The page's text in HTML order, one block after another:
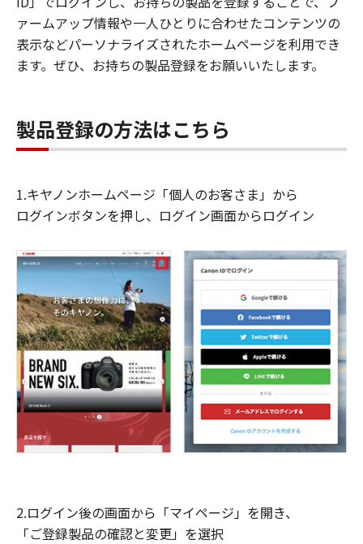
ァームアップ情報や一人ひとりに合わせたコンテンツの
表示などパーソナライズされたホームページを利用でき
ます。ぜひ、お持ちの製品登録をお願いいたします。
製品登録の方法はこちら
1.キヤノンホームページ「個人のお客さま」から
ログインボタンを押し、ログイン画面からログイン
2.ログイン後の画面から「マイページ」を開き、
「ご登録製品の確認と変更」を選択